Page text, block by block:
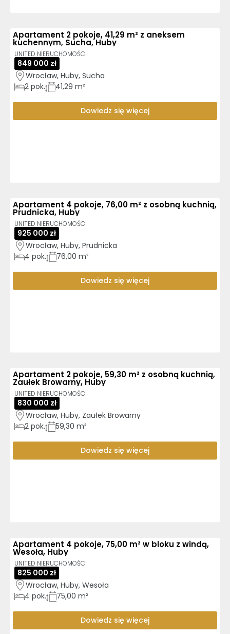
Apartament 2 pokoje, 41,29 m² z aneksem
kuchennym, Sucha, Huby
UNITED NIERUCHOMOŚCI
849 000 zł
Wrocław, Huby, Sucha
2 pok. 41,29 m²
Dowiedz się więcej
Apartament 4 pokoje, 76,00 m² z osobną kuchnią,
Prudnicka, Huby
UNITED NIERUCHOMOŚCI
925 000 zł
Wrocław, Huby, Prudnicka
4 pok. 76,00 m²
Dowiedz się więcej
Apartament 2 pokoje, 59,30 m² z osobną kuchnią,
Zaułek Browarny, Huby
UNITED NIERUCHOMOŚCI
830 000 zł
Wrocław, Huby, Zaułek Browarny
2 pok. 59,30 m²
Dowiedz się więcej
Apartament 4 pokoje, 75,00 m² w bloku z windą,
Wesoła, Huby
UNITED NIERUCHOMOŚCI
825 000 zł
Wrocław, Huby, Wesoła
4 pok. 75,00 m²
Dowiedz się więcej